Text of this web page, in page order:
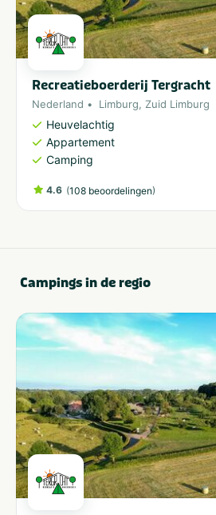
Recreatieboerderij Tergracht
Nederland Limburg, Zuid Limburg
Heuvelachtig
Appartement
Camping
4.6 (108 beoordelingen)
Campings in de regio